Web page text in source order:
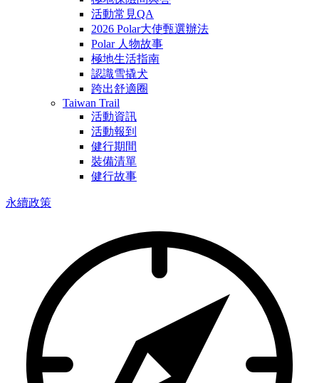
活動常見QA
2026 Polar大使甄選辦法
Polar 人物故事
極地生活指南
認識雪撬犬
跨出舒適圈
Taiwan Trail
活動資訊
活動報到
健行期間
裝備清單
健行故事
永續政策